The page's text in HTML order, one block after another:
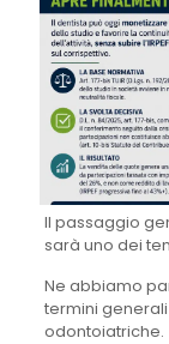
Il passaggio
sarà uno dei
Ne abbiamo
termini
odontoiatriche.